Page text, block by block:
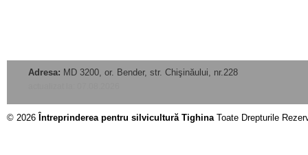
Adresa: MD 3200, or. Bender, str. Chişinăului, nr.228
© 2026 Întreprinderea pentru silvicultură TighinaToate Drepturile